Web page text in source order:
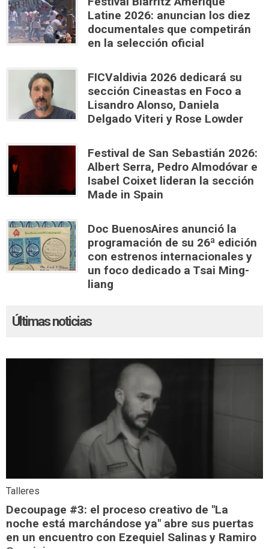
Latine 2026: anuncian los diez
documentales que competirán
en la selección oficial
FICValdivia 2026 dedicará su
sección Cineastas en Foco a
Lisandro Alonso, Daniela
Delgado Viteri y Rose Lowder
Festival de San Sebastián 2026:
Albert Serra, Pedro Almodóvar e
Isabel Coixet lideran la sección
Made in Spain
Doc BuenosAires anunció la
programación de su 26ª edición
con estrenos internacionales y
un foco dedicado a Tsai Ming-
liang
Últimas noticias
Talleres
Decoupage #3: el proceso creativo de "La
noche está marchándose ya" abre sus puertas
en un encuentro con Ezequiel Salinas y Ramiro